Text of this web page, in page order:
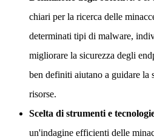
chiari per la ricerca delle
determinati tipi di malware,
migliorare la sicurezza degli
ben definiti aiutano a guidare la
risorse.
Scelta di strumenti e
un'indagine efficienti delle